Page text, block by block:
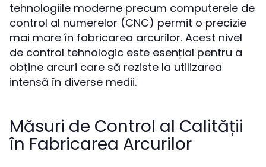
tehnologiile moderne precum computerele de
control al numerelor (CNC) permit o precizie
mai mare în fabricarea arcurilor. Acest nivel
de control tehnologic este esențial pentru a
obține arcuri care să reziste la utilizarea
intensă în diverse medii.
Măsuri de Control al Calității
în Fabricarea Arcurilor